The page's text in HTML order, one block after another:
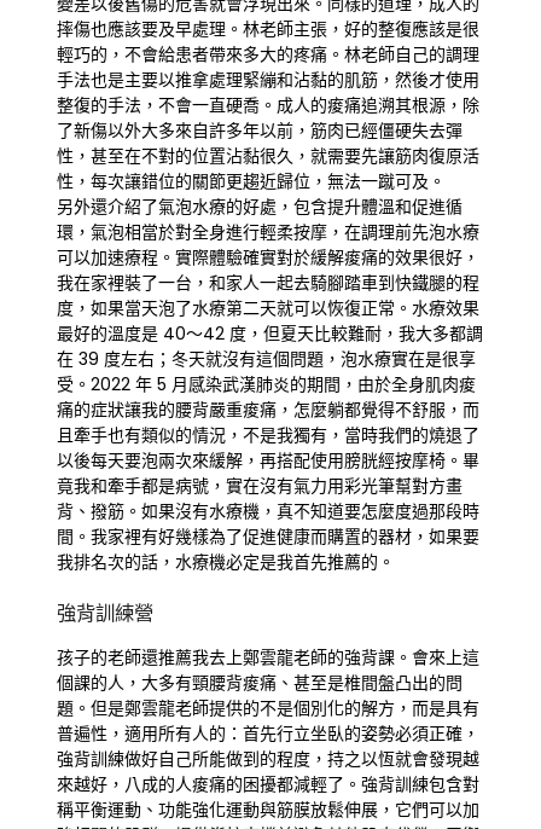
摔傷也應該要及早處理。林老師主張，好的整復應該是很
輕巧的，不會給患者帶來多大的疼痛。林老師自己的調理
手法也是主要以推拿處理緊繃和沾黏的肌筋，然後才使用
整復的手法，不會一直硬喬。成人的痠痛追溯其根源，除
了新傷以外大多來自許多年以前，筋肉已經僵硬失去彈
性，甚至在不對的位置沾黏很久，就需要先讓筋肉復原活
性，每次讓錯位的關節更趨近歸位，無法一蹴可及。
另外還介紹了氣泡水療的好處，包含提升體溫和促進循
環，氣泡相當於對全身進行輕柔按摩，在調理前先泡水療
可以加速療程。實際體驗確實對於緩解痠痛的效果很好，
我在家裡裝了一台，和家人一起去騎腳踏車到快鐵腿的程
度，如果當天泡了水療第二天就可以恢復正常。水療效果
最好的溫度是 40～42 度，但夏天比較難耐，我大多都調
在 39 度左右；冬天就沒有這個問題，泡水療實在是很享
受。2022 年 5 月感染武漢肺炎的期間，由於全身肌肉痠
痛的症狀讓我的腰背嚴重痠痛，怎麼躺都覺得不舒服，而
且牽手也有類似的情況，不是我獨有，當時我們的燒退了
以後每天要泡兩次來緩解，再搭配使用膀胱經按摩椅。畢
竟我和牽手都是病號，實在沒有氣力用彩光筆幫對方畫
背、撥筋。如果沒有水療機，真不知道要怎麼度過那段時
間。我家裡有好幾樣為了促進健康而購置的器材，如果要
我排名次的話，水療機必定是我首先推薦的。
強背訓練營
孩子的老師還推薦我去上鄭雲龍老師的強背課。會來上這
個課的人，大多有頸腰背痠痛、甚至是椎間盤凸出的問
題。但是鄭雲龍老師提供的不是個別化的解方，而是具有
普遍性，適用所有人的：首先行立坐臥的姿勢必須正確，
強背訓練做好自己所能做到的程度，持之以恆就會發現越
來越好，八成的人痠痛的困擾都減輕了。強背訓練包含對
稱平衡運動、功能強化運動與筋膜放鬆伸展，它們可以加